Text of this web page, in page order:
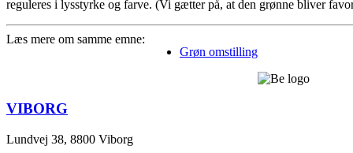
reguleres i lysstyrke og farve. (Vi gætter på, at den grønne bliver
Læs mere om samme emne:
Grøn omstilling
VIBORG
Lundvej 38, 8800 Viborg